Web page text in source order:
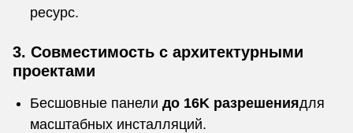
ресурс.
3. Совместимость с архитектурными
проектами
Бесшовные панели до 16K разрешениядля
масштабных инсталляций.